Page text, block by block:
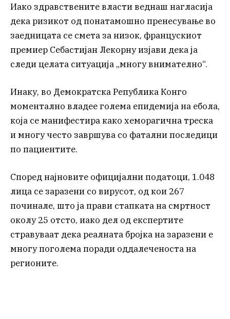
Иако здравствените власти веднаш нагласија
дека ризикот од понатамошно пренесување во
заедницата се смета за низок, францускиот
премиер Себастијан Лекорну изјави дека ја
следи целата ситуација „многу внимателно“.
Инаку, во Демократска Република Конго
моментално владее голема епидемија на ебола,
која се манифестира како хеморагична треска
и многу често завршува со фатални последици
по пациентите.
Според најновите официјални податоци, 1.048
лица се заразени со вирусот, од кои 267
починале, што ја прави стапката на смртност
околу 25 отсто, иако дел од експертите
стравуваат дека реалната бројка на заразени е
многу поголема поради оддалеченоста на
регионите.